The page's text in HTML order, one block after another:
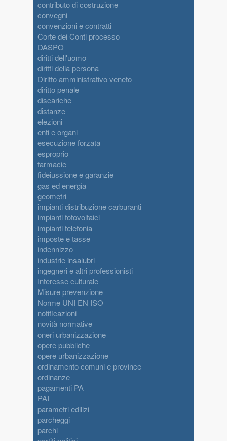
contributo di costruzione
convegni
convenzioni e contratti
Corte dei Conti processo
DASPO
diritti dell'uomo
diritti della persona
Diritto amministrativo veneto
diritto penale
discariche
distanze
elezioni
enti e organi
esecuzione forzata
esproprio
farmacie
fideiussione e garanzie
gas ed energia
geometri
impianti distribuzione carburanti
impianti fotovoltaici
impianti telefonia
imposte e tasse
indennizzo
industrie insalubri
ingegneri e altri professionisti
Interesse culturale
Misure prevenzione
Norme UNI EN ISO
notificazioni
novità normative
oneri urbanizzazione
opere pubbliche
opere urbanizzazione
ordinamento comuni e province
ordinanze
pagamenti PA
PAI
parametri edilizi
parcheggi
parchi